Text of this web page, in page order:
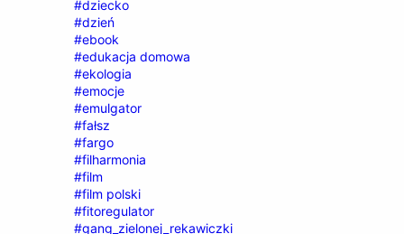
#dziecko
#dzień
#ebook
#edukacja domowa
#ekologia
#emocje
#emulgator
#fałsz
#fargo
#filharmonia
#film
#film polski
#fitoregulator
#gang_zielonej_rekawiczki